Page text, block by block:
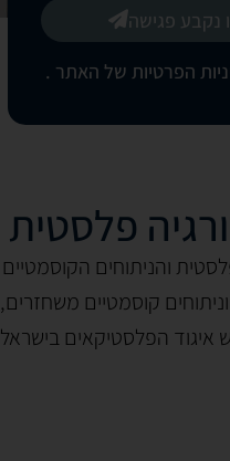
הפרטיות של האתר .
נקבע פגישה
פלסטית
והניתוחים הקוסמטיים
קוסמטיים משחזרים,
איגוד הפלסטיקאים בישראל